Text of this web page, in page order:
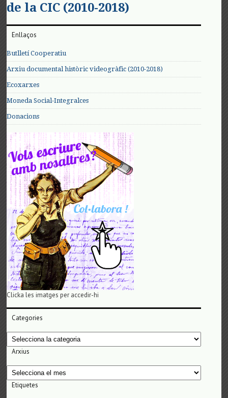
de la CIC (2010-2018)
Enllaços
Butlletí Cooperatiu
Arxiu documental històric videogràfic (2010-2018)
Ecoxarxes
Moneda Social-Integralces
Donacions
Clicka les imatges per accedir-hi
Categories
Categories
Arxius
Arxius
Etiquetes